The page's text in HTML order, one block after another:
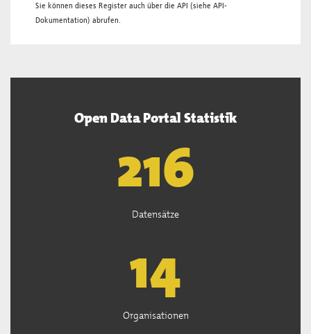
Sie können dieses Register auch über die API (siehe API-
Dokumentation) abrufen.
Open Data Portal Statistik
218
Datensätze
14
Organisationen